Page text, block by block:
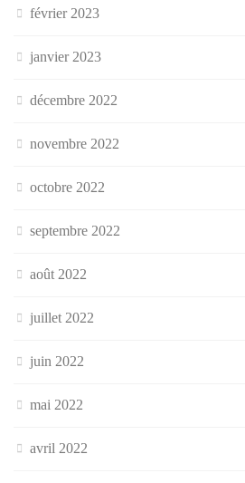
février 2023
janvier 2023
décembre 2022
novembre 2022
octobre 2022
septembre 2022
août 2022
juillet 2022
juin 2022
mai 2022
avril 2022